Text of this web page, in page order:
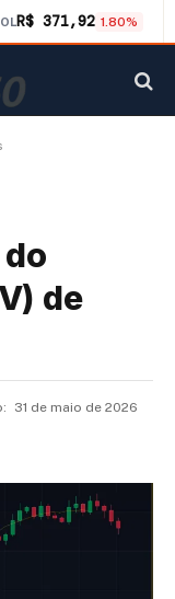
R$ 371,92 1.80%
de
31 de maio de 2026